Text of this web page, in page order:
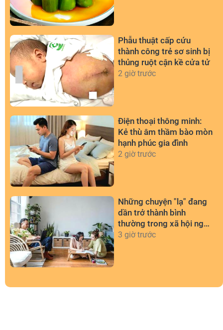
Phẫu thuật cấp cứu
thành công trẻ sơ sinh bị
thủng ruột cận kề cửa tử
2 giờ trước
Điện thoại thông minh:
Kẻ thù âm thầm bào mòn
hạnh phúc gia đình
2 giờ trước
Những chuyện "lạ" đang
dần trở thành bình
thường trong xã hội ngày
nay
3 giờ trước